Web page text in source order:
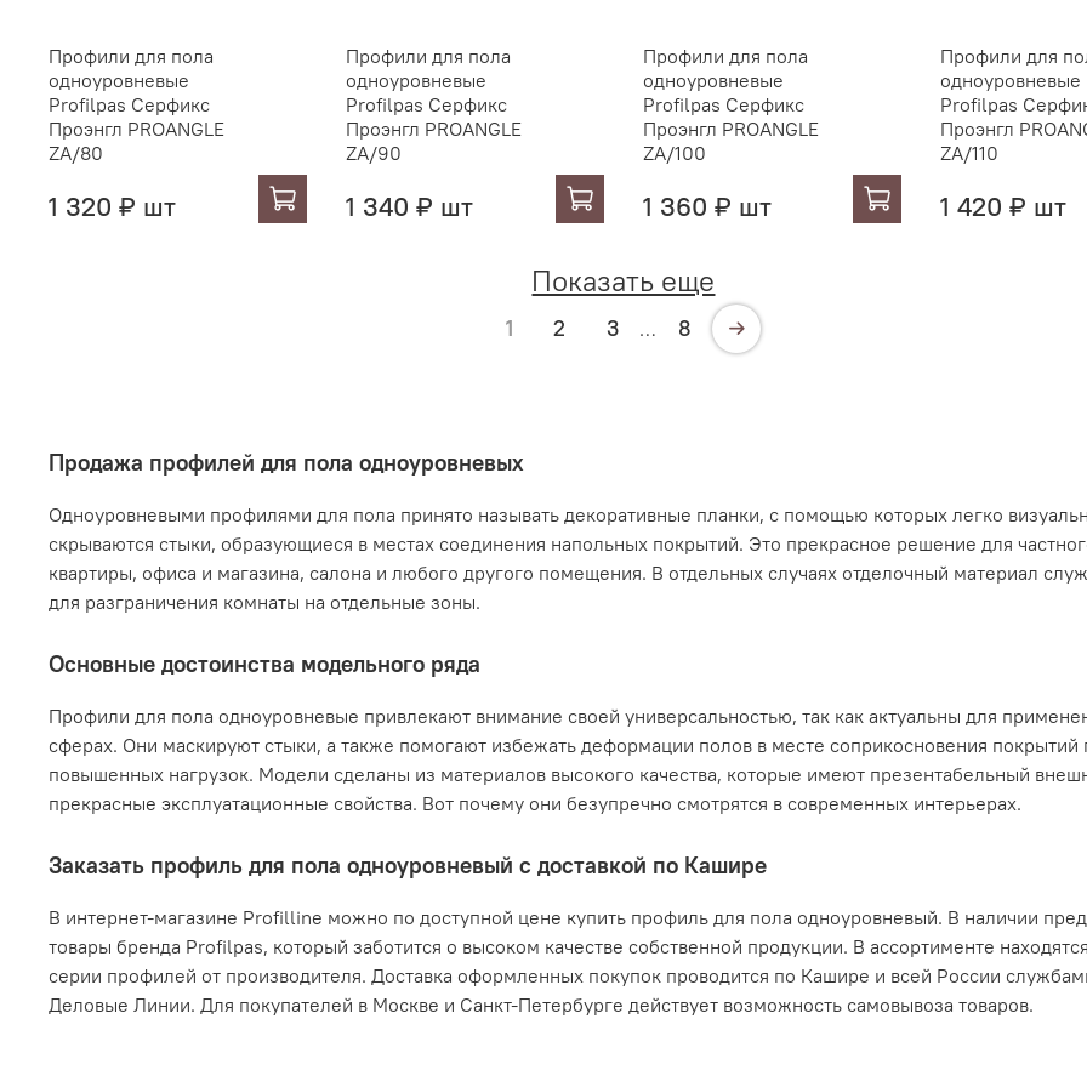
Профили для пола
одноуровневые
Profilpas Серфикс
Проэнгл PROANGLE
ZA/80
1 320 ₽ шт
Профили для пола
одноуровневые
Profilpas Серфикс
Проэнгл PROANGLE
ZA/90
1 340 ₽ шт
Профили для пола
одноуровневые
Profilpas Серфикс
Проэнгл PROANGLE
ZA/100
1 360 ₽ шт
Профили для
одноуровневые
Profilpas
Проэнгл
ZA/110
1 420 ₽ шт
Показать еще
1 2 3 … 8
Продажа профилей для пола одноуровневых
Одноуровневыми профилями для пола принято называть декоративные планки, с помощью которых легко
скрываются стыки, образующиеся в местах соединения напольных покрытий. Это прекрасное решение для
квартиры, офиса и магазина, салона и любого другого помещения. В отдельных случаях отделочный материал
для разграничения комнаты на отдельные зоны.
Основные достоинства модельного ряда
Профили для пола одноуровневые привлекают внимание своей универсальностью, так как актуальны для
сферах. Они маскируют стыки, а также помогают избежать деформации полов в месте соприкосновения покрытий
повышенных нагрузок. Модели сделаны из материалов высокого качества, которые имеют презентабельный
прекрасные эксплуатационные свойства. Вот почему они безупречно смотрятся в современных интерьерах.
Заказать профиль для пола одноуровневый с доставкой по Кашире
В интернет-магазине Profilline можно по доступной цене купить профиль для пола одноуровневый. В наличии
товары бренда Profilpas, который заботится о высоком качестве собственной продукции. В ассортименте
серии профилей от производителя. Доставка оформленных покупок проводится по Кашире и всей России
Деловые Линии. Для покупателей в Москве и Санкт-Петербурге действует возможность самовывоза товаров.